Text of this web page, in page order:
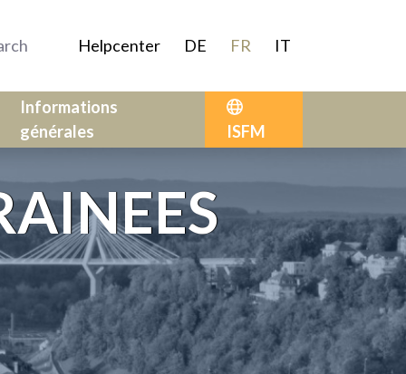
Helpcenter DE FR IT
Informations
générales
ISFM